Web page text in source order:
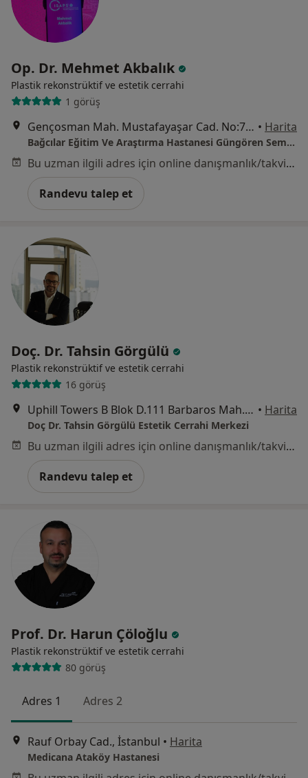
Op. Dr. Mehmet Akbalık
Plastik rekonstrüktif ve estetik cerrahi
1 görüş
Gençosman Mah. Mustafayaşar Cad. No:7 Bağcılar E.A.Has.Bağlı, İstanbul • Harita
Bağcılar Eğitim Ve Araştırma Hastanesi Güngören Semt Polikliniği
Bu uzman ilgili adres için online danışmanlık/takvim sunmuyor.
Randevu talep et
Doç. Dr. Tahsin Görgülü
Plastik rekonstrüktif ve estetik cerrahi
16 görüş
Uphill Towers B Blok D.111 Barbaros Mah. Akzambak sok. No:3, İstanbul • Harita
Doç Dr. Tahsin Görgülü Estetik Cerrahi Merkezi
Bu uzman ilgili adres için online danışmanlık/takvim sunmuyor.
Randevu talep et
Prof. Dr. Harun Çöloğlu
Plastik rekonstrüktif ve estetik cerrahi
80 görüş
Adres 1 Adres 2
Rauf Orbay Cad., İstanbul • Harita
Medicana Ataköy Hastanesi